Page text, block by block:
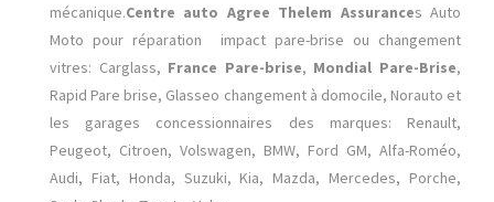
mécanique.Centre auto Agree Thelem Assurances Auto
Moto pour réparation impact pare-brise ou changement
vitres: Carglass, France Pare-brise, Mondial Pare-Brise,
Rapid Pare brise, Glasseo changement à domocile, Norauto et
les garages concessionnaires des marques: Renault,
Peugeot, Citroen, Volswagen, BMW, Ford GM, Alfa-Roméo,
Audi, Fiat, Honda, Suzuki, Kia, Mazda, Mercedes, Porche,